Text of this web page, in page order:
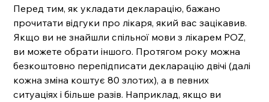
Перед тим, як укладати декларацію, бажано
прочитати відгуки про лікаря, який вас зацікавив.
Якщо ви не знайшли спільної мови з лікарем POZ,
ви можете обрати іншого. Протягом року можна
безкоштовно перепідписати декларацію двічі (далі
кожна зміна коштує 80 злотих), а в певних
ситуаціях і більше разів. Наприклад, якщо ви